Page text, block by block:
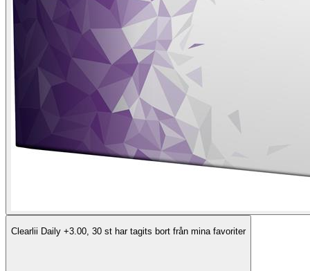
Clearlii Daily +3.00, 30 st har tagits bort från mina favoriter